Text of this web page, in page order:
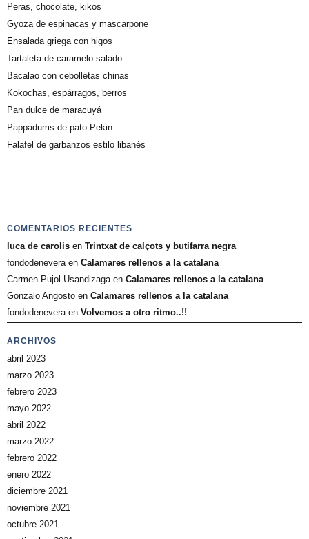
Peras, chocolate, kikos
Gyoza de espinacas y mascarpone
Ensalada griega con higos
Tartaleta de caramelo salado
Bacalao con cebolletas chinas
Kokochas, espárragos, berros
Pan dulce de maracuyá
Pappadums de pato Pekin
Falafel de garbanzos estilo libanés
COMENTARIOS RECIENTES
luca de carolis en Trintxat de calçots y butifarra negra
fondodenevera en Calamares rellenos a la catalana
Carmen Pujol Usandizaga en Calamares rellenos a la catalana
Gonzalo Angosto en Calamares rellenos a la catalana
fondodenevera en Volvemos a otro ritmo..!!
ARCHIVOS
abril 2023
marzo 2023
febrero 2023
mayo 2022
abril 2022
marzo 2022
febrero 2022
enero 2022
diciembre 2021
noviembre 2021
octubre 2021